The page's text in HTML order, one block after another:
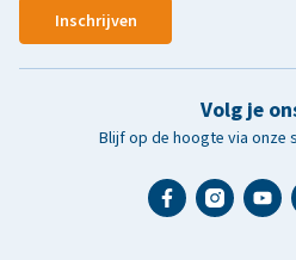
Inschrijven
Volg je
Blijf op de hoogte via onze